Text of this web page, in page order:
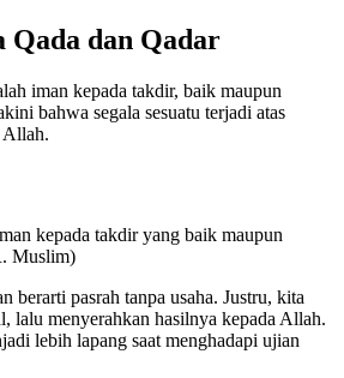
Qada dan Qadar
iman kepada takdir, baik maupun
bahwa segala sesuatu terjadi atas
Allah.
kepada takdir yang baik maupun
Muslim)
berarti pasrah tanpa usaha. Justru, kita
lalu menyerahkan hasilnya kepada Allah.
lebih lapang saat menghadapi ujian